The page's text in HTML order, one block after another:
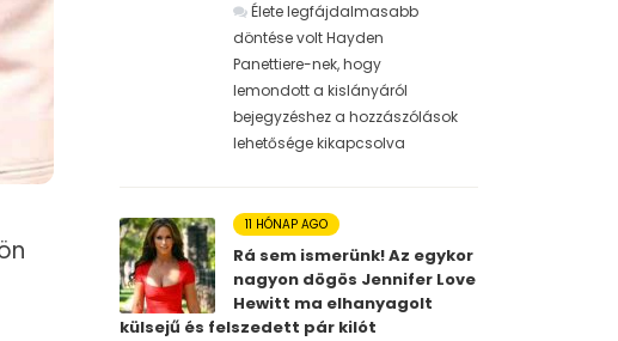
Élete legfájdalmasabb
döntése volt Hayden
Panettiere-nek, hogy
lemondott a kislányáról
bejegyzéshez a hozzászólások
lehetősége kikapcsolva
11 HÓNAP AGO
Rá sem ismerünk! Az egykor
nagyon dögös Jennifer Love
Hewitt ma elhanyagolt
külsejű és felszedett pár kilót